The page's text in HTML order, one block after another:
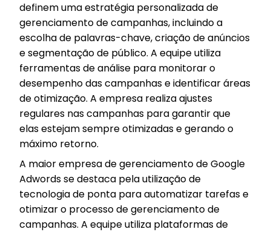
definem uma estratégia personalizada de
gerenciamento de campanhas, incluindo a
escolha de palavras-chave, criação de anúncios
e segmentação de público. A equipe utiliza
ferramentas de análise para monitorar o
desempenho das campanhas e identificar áreas
de otimização. A empresa realiza ajustes
regulares nas campanhas para garantir que
elas estejam sempre otimizadas e gerando o
máximo retorno.
A maior empresa de gerenciamento de Google
Adwords se destaca pela utilização de
tecnologia de ponta para automatizar tarefas e
otimizar o processo de gerenciamento de
campanhas. A equipe utiliza plataformas de